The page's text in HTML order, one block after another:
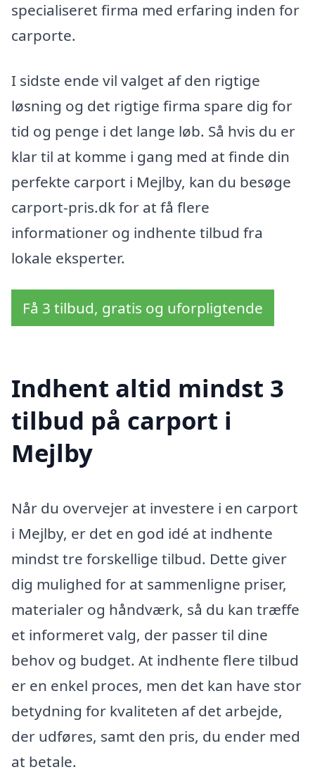
specialiseret firma med erfaring inden for
carporte.
I sidste ende vil valget af den rigtige
løsning og det rigtige firma spare dig for
tid og penge i det lange løb. Så hvis du er
klar til at komme i gang med at finde din
perfekte carport i Mejlby, kan du besøge
carport-pris.dk for at få flere
informationer og indhente tilbud fra
lokale eksperter.
Få 3 tilbud, gratis og uforpligtende
Indhent altid mindst 3
tilbud på carport i
Mejlby
Når du overvejer at investere i en carport
i Mejlby, er det en god idé at indhente
mindst tre forskellige tilbud. Dette giver
dig mulighed for at sammenligne priser,
materialer og håndværk, så du kan træffe
et informeret valg, der passer til dine
behov og budget. At indhente flere tilbud
er en enkel proces, men det kan have stor
betydning for kvaliteten af det arbejde,
der udføres, samt den pris, du ender med
at betale.